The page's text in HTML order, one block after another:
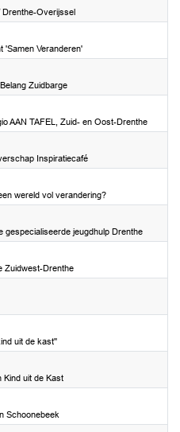
Drenthe-Overijssel
'Samen Veranderen'
Zuidbarge
AAN TAFEL, Zuid- en Oost-Drenthe
Inspiratiecafé
wereld vol verandering?
gespecialiseerde jeugdhulp Drenthe
Zuidwest-Drenthe
uit de kast''
Kind uit de Kast
Schoonebeek